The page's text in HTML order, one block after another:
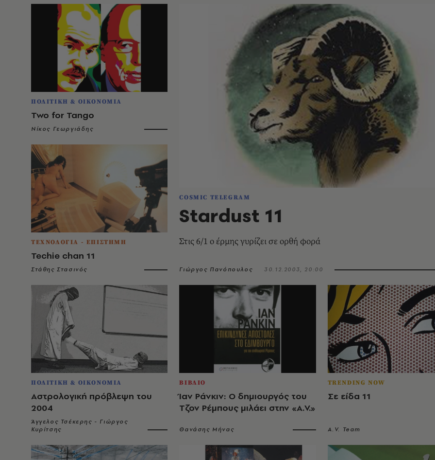
ΠΟΛΙΤΙΚΗ & ΟΙΚΟΝΟΜΙΑ
Two for Tango
Νίκος Γεωργιάδης
COSMIC TELEGRAM
Stardust 11
Στις 6/1 ο έρμης γυρίζει σε ορθή φορά
Γιώργος Πανόπουλος 30.12.2003, 20:00
ΤΕΧΝΟΛΟΓΙΑ - ΕΠΙΣΤΗΜΗ
Techie chan 11
Στάθης Στασινός
ΠΟΛΙΤΙΚΗ & ΟΙΚΟΝΟΜΙΑ
Aστρολογική πρόβλεψη του
2004
Άγγελος Τσέκερης - Γιώργος
Κυρίτσης
ΒΙΒΛΙΟ
Ίαν Ράνκιν: O δημιουργός του
Tζον Ρέμπους μιλάει στην «A.V.»
Θανάσης Μήνας
TRENDING NOW
Σε είδα 11
A.V. Team